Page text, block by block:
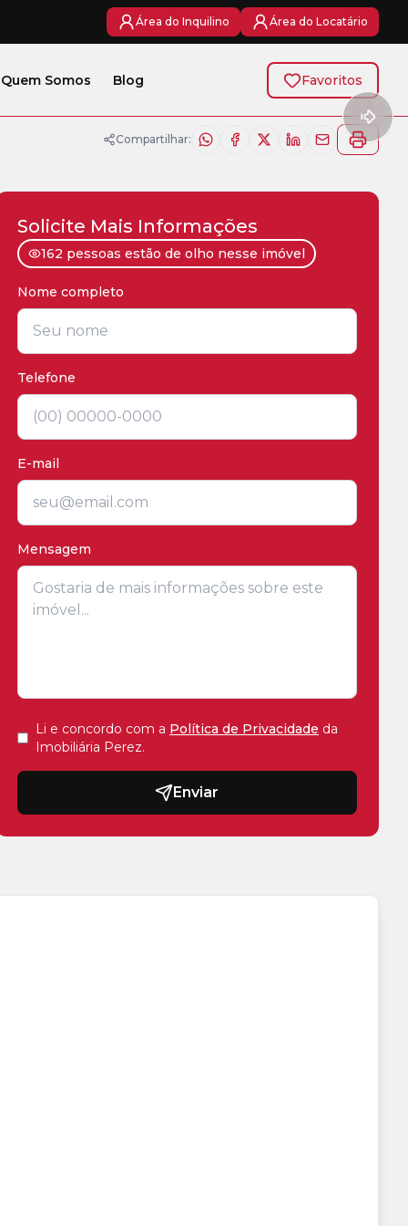
Área do Inquilino Área do Locatário
Quem Somos Blog Favoritos
Compartilhar:
Solicite Mais Informações
162 pessoas estão de olho nesse imóvel
Nome completo
Telefone
E-mail
Mensagem
Li e concordo com a Política de Privacidade da
Imobiliária Perez.
Enviar